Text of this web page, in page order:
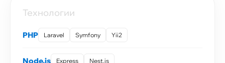
Технологии
PHP Laravel Symfony Yii2
Node.js Express Nest.js